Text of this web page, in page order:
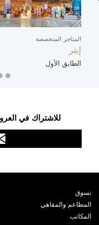
المتاجر المتخصصة
إيثر
الطابق الأول
للاشتراك في
تسوق
المطاعم والمقاهي
المكاتب